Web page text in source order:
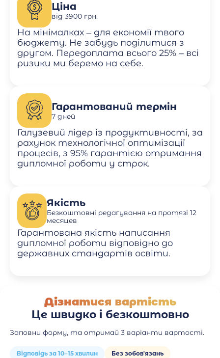
Ціна
від 3900 грн.
На мінімалках – для економії твого
бюджету. Не забудь поділитися з
другом. Передоплата всього 25% – всі
ризики ми беремо на себе.
Гарантований термін
7 дней
Галузевий лідер із продуктивності, за
рахунок технологічної оптимізації
процесів, з 95% гарантією отримання
дипломної роботи у строк.
Якість
Безкоштовні редагування на протязі 12
месяцев
Гарантована якість написання
дипломної роботи відповідно до
державних стандартів освіти.
Дізнатися вартість
Це швидко і безкоштовно
Заповни форму, та отримай 3 варіанти вартості.
Відповідь за 10–15 хвилин
Без зобов'язань